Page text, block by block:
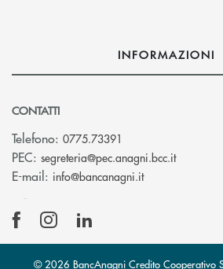
INFORMAZIONI
CONTATTI
Telefono: 0775.73391
PEC: segreteria@pec.anagni.bcc.it(si apre
E-mail: info@bancanagni.it(si apre l’app
© 2026 BancAnagni Credito Cooperativo